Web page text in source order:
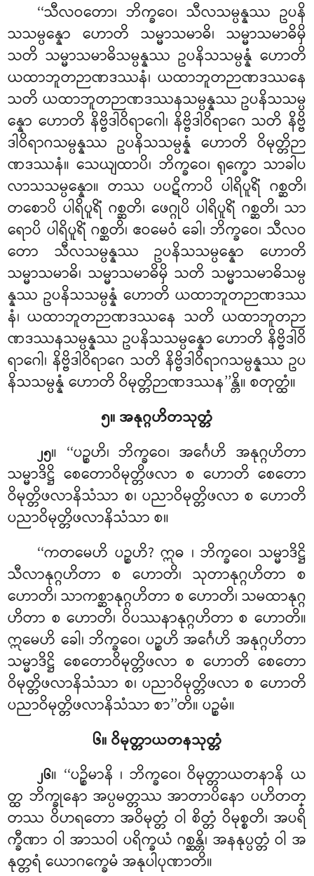
‘‘သီလဝတော၊ ဘိက္ခဝေ၊ သီလသမ္ပန္နဿ ဥပနိ
သသမ္ပန္နော ဟောတိ သမ္မာသမာဓိ၊ သမ္မာသမာဓိမှိ
သတိ သမ္မာသမာဓိသမ္ပန္နဿ ဥပနိသသမ္ပန္နံ ဟောတိ
ယထာဘူတဉာဏဒဿနံ၊ ယထာဘူတဉာဏဒဿနေ
သတိ ယထာဘူတဉာဏဒဿနသမ္ပန္နဿ ဥပနိသသမ္ပ
န္နော ဟောတိ နိဗ္ဗိဒါဝိရာဂေါ၊ နိဗ္ဗိဒါဝိရာဂေ သတိ နိဗ္ဗိ
ဒါဝိရာဂသမ္ပန္နဿ ဥပနိသသမ္ပန္နံ ဟောတိ ဝိမုတ္တိဉာ
ဏဒဿနံ။ သေယျထာပိ၊ ဘိက္ခဝေ၊ ရုက္ခော သာခါပ
လာသသမ္ပန္နော။ တဿ ပပဋိကာပိ ပါရိပူရိံ ဂစ္ဆတိ၊
တစောပိ ပါရိပူရိံ ဂစ္ဆတိ၊ ဖေဂ္ဂုပိ ပါရိပူရိံ ဂစ္ဆတိ၊ သာ
ရောပိ ပါရိပူရိံ ဂစ္ဆတိ၊ ဧဝမေဝံ ခေါ၊ ဘိက္ခဝေ၊ သီလဝ
တော သီလသမ္ပန္နဿ ဥပနိသသမ္ပန္နော ဟောတိ
သမ္မာသမာဓိ၊ သမ္မာသမာဓိမှိ သတိ သမ္မာသမာဓိသမ္ပ
န္နဿ ဥပနိသသမ္ပန္နံ ဟောတိ ယထာဘူတဉာဏဒဿ
နံ၊ ယထာဘူတဉာဏဒဿနေ သတိ ယထာဘူတဉာ
ဏဒဿနသမ္ပန္နဿ ဥပနိသသမ္ပန္နော ဟောတိ နိဗ္ဗိဒါဝိ
ရာဂေါ၊ နိဗ္ဗိဒါဝိရာဂေ သတိ နိဗ္ဗိဒါဝိရာဂသမ္ပန္နဿ ဥပ
နိသသမ္ပန္နံ ဟောတိ ဝိမုတ္တိဉာဏဒဿန’’န္တိ။ စတုတ္ထံ။
၅။ အနုဂ္ဂဟိတသုတ္တံ
၂၅။ ‘‘ပဉ္စဟိ၊ ဘိက္ခဝေ၊ အင်္ဂေဟိ အနုဂ္ဂဟိတာ
သမ္မာဒိဋ္ဌိ စေတောဝိမုတ္တိဖလာ စ ဟောတိ စေတော
ဝိမုတ္တိဖလာနိသံသာ စ၊ ပညာဝိမုတ္တိဖလာ စ ဟောတိ
ပညာဝိမုတ္တိဖလာနိသံသာ စ။
‘‘ကတမေဟိ ပဉ္စဟိ? ဣဓ ၊ ဘိက္ခဝေ၊ သမ္မာဒိဋ္ဌိ
သီလာနုဂ္ဂဟိတာ စ ဟောတိ၊ သုတာနုဂ္ဂဟိတာ စ
ဟောတိ၊ သာကစ္ဆာနုဂ္ဂဟိတာ စ ဟောတိ၊ သမထာနုဂ္ဂ
ဟိတာ စ ဟောတိ၊ ဝိပဿနာနုဂ္ဂဟိတာ စ ဟောတိ။
ဣမေဟိ ခေါ၊ ဘိက္ခဝေ၊ ပဉ္စဟိ အင်္ဂေဟိ အနုဂ္ဂဟိတာ
သမ္မာဒိဋ္ဌိ စေတောဝိမုတ္တိဖလာ စ ဟောတိ စေတော
ဝိမုတ္တိဖလာနိသံသာ စ၊ ပညာဝိမုတ္တိဖလာ စ ဟောတိ
ပညာဝိမုတ္တိဖလာနိသံသာ စာ’’တိ။ ပဉ္စမံ။
၆။ ဝိမုတ္တာယတနသုတ္တံ
၂၆။ ‘‘ပဉ္စိမာနိ ၊ ဘိက္ခဝေ၊ ဝိမုတ္တာယတနာနိ ယ
တ္ထ ဘိက္ခုနော အပ္ပမတ္တဿ အာတာပိနော ပဟိတတ္
တဿ ဝိဟရတော အဝိမုတ္တံ ဝါ စိတ္တံ ဝိမုစ္စတိ၊ အပရိ
က္ခီဏာ ဝါ အာသဝါ ပရိက္ခယံ ဂစ္ဆန္တိ၊ အနနုပ္ပတ္တံ ဝါ အ
နုတ္တရံ ယောဂက္ခေမံ အနုပါပုဏာတိ။